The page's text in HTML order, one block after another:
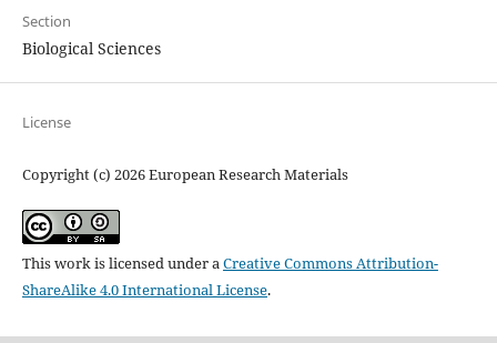
Section
Biological Sciences
License
Copyright (c) 2026 European Research Materials
This work is licensed under aCreative Commons Attribution-
ShareAlike 4.0 International License.